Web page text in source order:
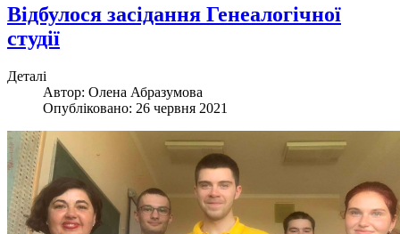
Відбулося засідання Генеалогічної
студії
Деталі
Автор: Олена Абразумова
Опубліковано: 26 червня 2021